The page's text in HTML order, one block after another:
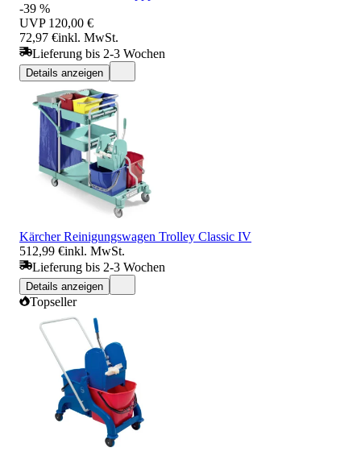
-39 %
UVP 120,00 €
72,97 €inkl. MwSt.
Lieferung bis 2-3 Wochen
Details anzeigen
Kärcher Reinigungswagen Trolley Classic IV
512,99 €inkl. MwSt.
Lieferung bis 2-3 Wochen
Details anzeigen
Topseller